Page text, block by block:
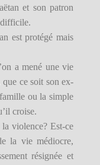
et son patron
est protégé mais
a mené une vie
ce soit son ex-
ou la simple
croise.
violence? Est-ce
la vie médiocre,
résignée et